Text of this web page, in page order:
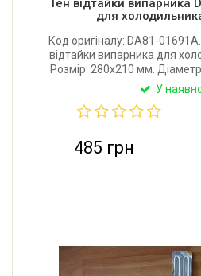
Тен відтайки випарника
для
Код оригіналу: DA81-
відтайки випарника для
Розмір: 280x210 мм.
Потужність: 110W.
У
485 грн